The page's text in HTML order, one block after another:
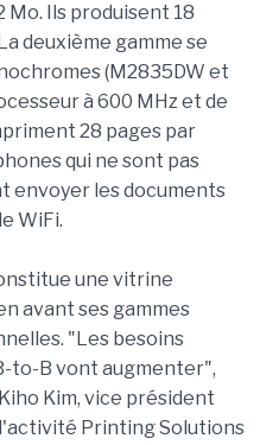
Mo. Ils produisent 18
deuxième gamme se
(M2835DW et
à 600 MHz et de
28 pages par
qui ne sont pas
envoyer les documents
WiFi.
une vitrine
avant ses gammes
"Les besoins
to-B vont augmenter",
Kim, vice président
Printing Solutions